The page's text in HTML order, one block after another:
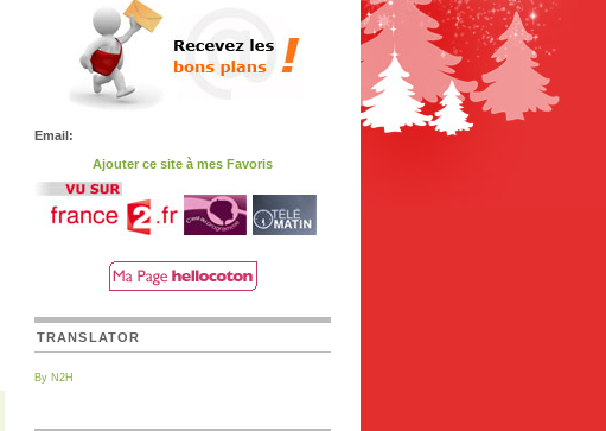
Email:
Ajouter ce site à mes Favoris
TRANSLATOR
By N2H